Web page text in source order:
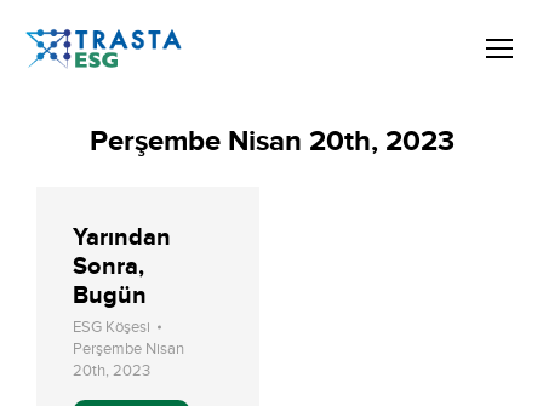
Perşembe Nisan 20th, 2023
Yarından
Sonra,
Bugün
ESG Köşesi
Perşembe Nisan
20th, 2023